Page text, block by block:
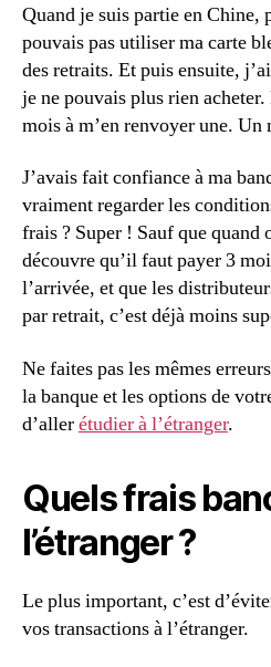
Quand je suis partie en Chine,
pouvais pas utiliser ma carte
des retraits. Et puis ensuite,
je ne pouvais plus rien
mois à m’en renvoyer une. Un
J’avais fait confiance à ma
vraiment regarder les
frais ? Super ! Sauf que quand
découvre qu’il faut payer 3
l’arrivée, et que les
par retrait, c’est déjà moins
Ne faites pas les mêmes
la banque et les options de
d’allerétudier à l’étranger.
Quels frais
l’étranger ?
Le plus important, c’est
vos transactions à l’étranger.